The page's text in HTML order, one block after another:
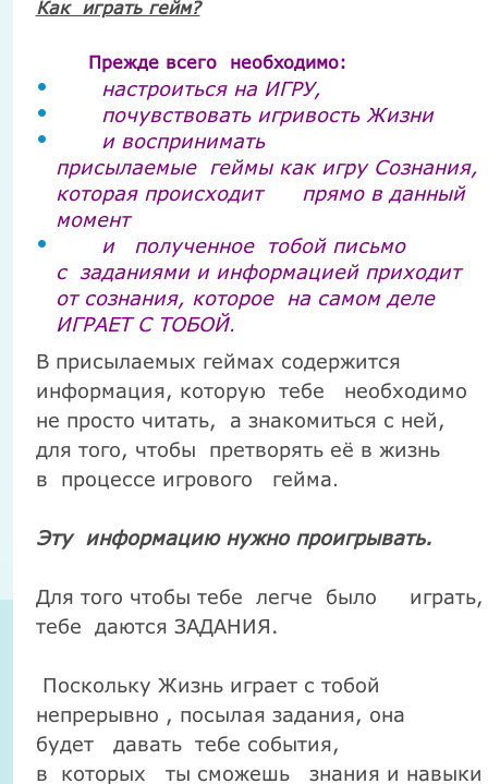
Как играть гейм?
Прежде всего необходимо:
настроиться на ИГРУ,
почувствовать игривость Жизни
и воспринимать
присылаемые
геймы как игру Сознания,
которая происходит прямо в данный
момент
и
полученное
тобой письмо
с
заданиями и информацией приходит
от сознания, которое
на самом деле
ИГРАЕТ С ТОБОЙ.
В присылаемых геймах содержится
информация, которую тебе
необходимо
не просто читать,
а знакомиться с ней,
для того, чтобы
претворять её в жизнь
в
процессе игрового гейма.
Эту информацию нужно проигрывать.
Для того чтобы тебе легче было
играть,
тебе даются ЗАДАНИЯ.
Поскольку Жизнь играет с тобой
непрерывно , посылая задания, она
будет
давать тебе события,
в
которых ты сможешьзнания и навыки